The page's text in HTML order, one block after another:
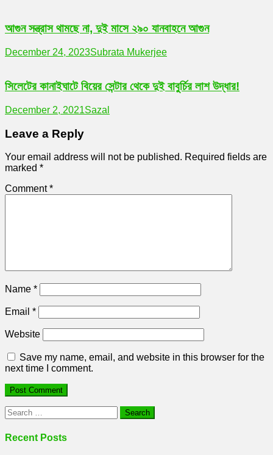
আগুন সন্ত্রাস থামছে না, দুই মাসে ২৯০ যানবাহনে আগুন
December 24, 2023Subrata Mukerjee
সিলেটের কানাইঘাটে বিয়ের সেন্টার থেকে দুই বাবুর্চির লাশ উদ্ধার!
December 2, 2021Sazal
Leave a Reply
Your email address will not be published. Required fields are
marked *
Comment*
Name *
Email *
Website
Save my name, email, and website in this browser for the
next time I comment.
Search
for:
Recent Posts